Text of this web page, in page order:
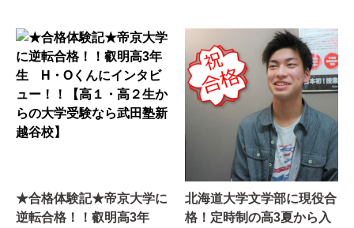
★合格体験記★帝京大学に
逆転合格！！叡明高3年
北海道大学文学部に現役合
格！定時制の高3夏から入